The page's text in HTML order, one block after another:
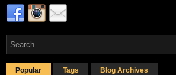
Popular Tags Blog Archives